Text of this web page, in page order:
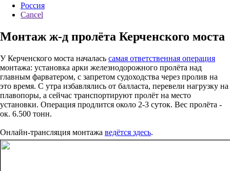
Россия
Cancel
Монтаж ж-д пролёта Керченского моста
У Керченского моста началась самая ответственная операция
монтажа: установка арки железнодорожного пролёта над
главным фарватером, с запретом судоходства через пролив на
это время. С утра избавлялись от балласта, перевели нагрузку на
плавопоры, а сейчас транспортируют пролёт на место
установки. Операция продлится около 2-3 суток. Вес пролёта -
ок. 6.500 тонн.
Онлайн-трансляция монтажа ведётся здесь.